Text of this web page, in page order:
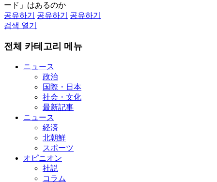
ード」はあるのか
공유하기
공유하기
공유하기
검색 열기
전체 카테고리 메뉴
ニュース
政治
国際・日本
社会・文化
最新記事
ニュース
経済
北朝鮮
スポーツ
オピニオン
社説
コラム